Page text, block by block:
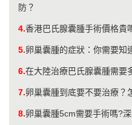
防？
4.香港巴氏腺囊腫手術價格貴
5.卵巢囊腫的症狀：你需要知
6.在大陸治療巴氏腺囊腫需要
7.卵巢囊腫到底要不要治療？
8.卵巢囊腫5cm需要手術嗎?